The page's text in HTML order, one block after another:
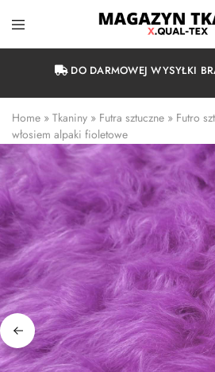
Magazyn
Warszawa
DO DARMOWEJ WYSYŁKI
Home » Tkaniny » Futra sztuczne » Futro
włosiem alpaki fioletowe